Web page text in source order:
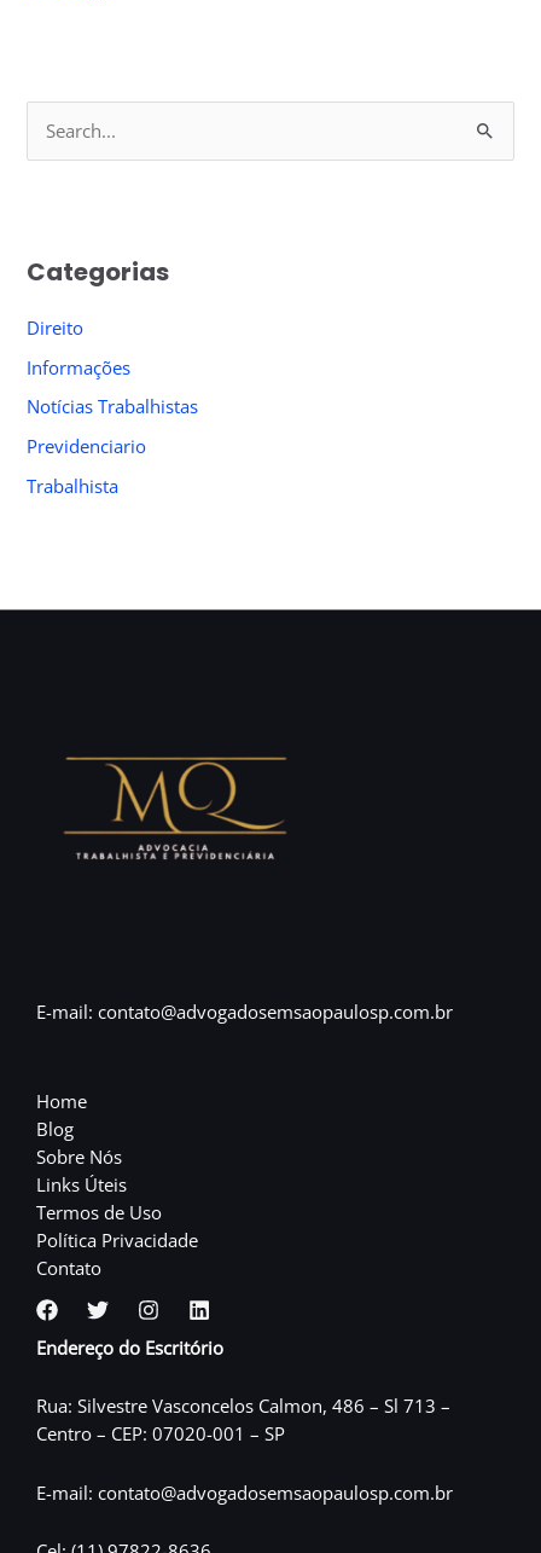
e
c
o
r
:
Categorias
Direito
Informações
Notícias Trabalhistas
Previdenciario
Trabalhista
E-mail: contato@advogadosemsaopaulosp.com.br
Home
Blog
Sobre Nós
Links Úteis
Termos de Uso
Política Privacidade
Contato
Endereço do Escritório
Rua: Silvestre Vasconcelos Calmon, 486 – Sl 713 –
Centro – CEP: 07020-001 – SP
E-mail: contato@advogadosemsaopaulosp.com.br